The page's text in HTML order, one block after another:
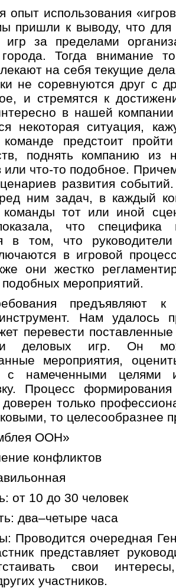
опыт использования
пришли к выводу, что
игр за пределами
Тогда внимание
на себя текущие
не соревнуются друг с
и стремятся к
в нашей
некоторая ситуация,
предстоит
поднять компанию из
или что-то подобное.
развития
ним задач, в каждый
тот или иной
что специфика
в том, что
в игровой
они жестко
мероприятий.
предъявляют к
Нам удалось
перевести
и деловых игр. Он
мероприятия,
с намеченными целями
Процесс
только
то целесообразнее
ООН»
конфликтов
от 10 до 30 человек
два–четыре часа
Проводится очередная
представляет
свои
участников.